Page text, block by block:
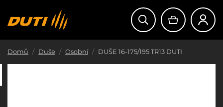
Domů Duše Osobní DUŠE 16-175/195 TR13 DUTI